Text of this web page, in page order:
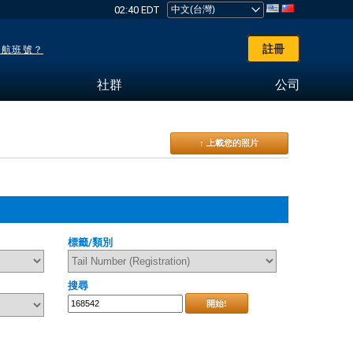
02:40 EDT
班號？ 註冊
社群 公司
↑ 上載您的照片
標籤/類別
搜尋
開始!